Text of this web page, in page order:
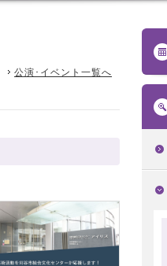
公演･イベント一覧へ